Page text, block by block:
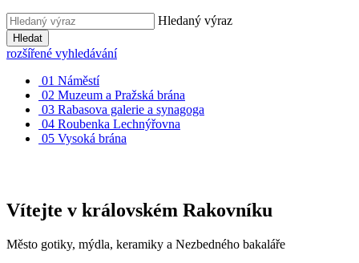
Hledaný výraz
Hledat
rozšířené vyhledávání
01 Náměstí
02 Muzeum a Pražská brána
03 Rabasova galerie a synagoga
04 Roubenka Lechnýřovna
05 Vysoká brána
Vítejte v královském Rakovníku
Město gotiky, mýdla, keramiky a Nezbedného bakaláře